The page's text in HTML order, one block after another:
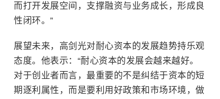
而打开发展空间，支撑融资与业务成长，形成良
性闭环。”
展望未来，高剑光对耐心资本的发展趋势持乐观
态度。他表示：“耐心资本的发展会越来越好。
对于创业者而言，最重要的不是纠结于资本的短
期逐利属性，而是要利用好政策和市场环境，做